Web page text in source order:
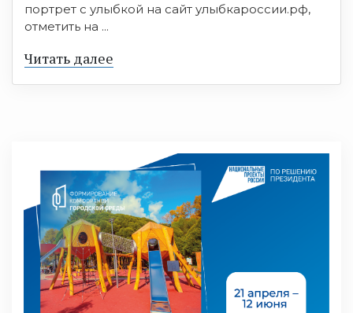
портрет с улыбкой на сайт улыбкароссии.рф,
отметить на ...
Читать далее